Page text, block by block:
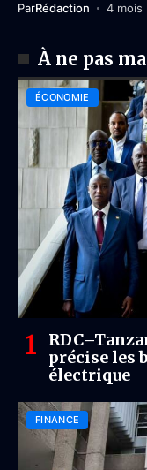
ParRédaction 4 mois
À ne pas
ÉCONOMIE
précise les
électrique
FINANCE